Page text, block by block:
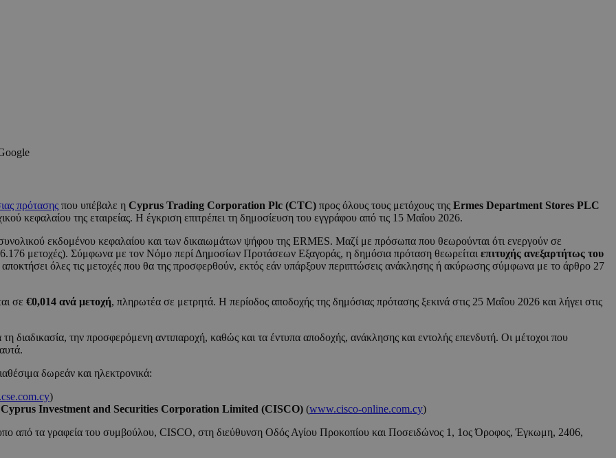
πρότασης που υπέβαλε η Cyprus Trading Corporation Plc (CTC) προς όλους τους μετόχους της Ermes Department Stores PLC
κεφαλαίου της εταιρείας. Η έγκριση επιτρέπει τη δημοσίευση του εγγράφου από τις 15 Μαΐου 2026.
εκδομένου κεφαλαίου και των δικαιωμάτων ψήφου της ERMES. Μαζί με πρόσωπα που θεωρούνται ότι ενεργούν σε
μετοχές). Σύμφωνα με τον Νόμο περί Δημοσίων Προτάσεων Εξαγοράς, η δημόσια πρόταση θεωρείται επιτυχής ανεξαρτήτως του
όλες τις μετοχές που θα της προσφερθούν, εκτός εάν υπάρξουν περιπτώσεις ανάκλησης ή ακύρωσης σύμφωνα με το άρθρο 27
σε €0,014 ανά μετοχή, πληρωτέα σε μετρητά. Η περίοδος αποδοχής της δημόσιας πρότασης ξεκινά στις 25 Μαΐου 2026 και λήγει στις
διαδικασία, την προσφερόμενη αντιπαροχή, καθώς και τα έντυπα αποδοχής, ανάκλησης και εντολής επενδυτή. Οι μέτοχοι που
δωρεάν και ηλεκτρονικά:
)
Investment and Securities Corporation Limited (CISCO) (www.cisco-online.com.cy)
από τα γραφεία του συμβούλου, CISCO, στη διεύθυνση Οδός Αγίου Προκοπίου και Ποσειδώνος 1, 1ος Όροφος, Έγκωμη, 2406,